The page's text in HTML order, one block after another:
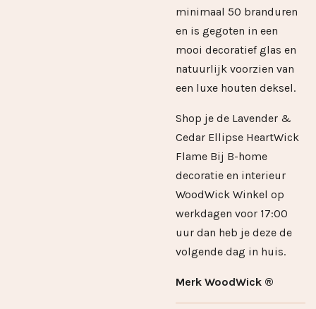
minimaal 50 branduren
en is gegoten in een
mooi decoratief glas en
natuurlijk voorzien van
een luxe houten deksel.
Shop je de Lavender &
Cedar Ellipse HeartWick
Flame Bij B-home
decoratie en interieur
WoodWick Winkel op
werkdagen voor 17:00
uur dan heb je deze de
volgende dag in huis.
Merk WoodWick ®